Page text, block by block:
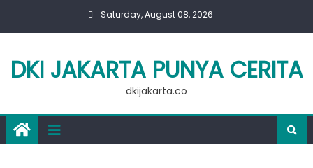
Saturday, August 08, 2026
DKI JAKARTA PUNYA CERITA
dkijakarta.co